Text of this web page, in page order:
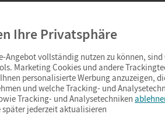
Ab 59,– EUR
(Lieferung in 3–6
Ihre Privatsphäre
Angebot vollständig nutzen zu können,
Marketing Cookies und andere
personalisierte Werbung anzuzeigen,
und welche Tracking- und
Tracking- und Analysetechniken
später jederzeit aktualisieren